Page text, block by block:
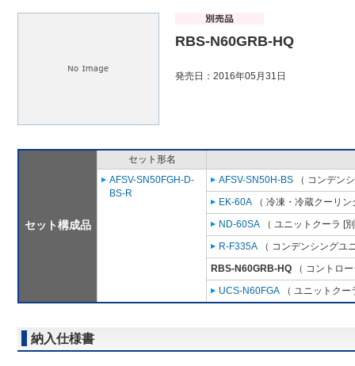
RBS-N60GRB-HQ
発売日：2016年05月31日
セット構成品
セット形名
AFSV-SN50FGH-D-
BS-R
AFSV-SN50H-BS （ コンデン
EK-60A （ 冷凍・冷蔵クーリ
ND-60SA （ ユニットクーラ [
R-F335A （ コンデンシングユ
RBS-N60GRB-HQ （ コントロ
UCS-N60FGA （ ユニットク
納入仕様書